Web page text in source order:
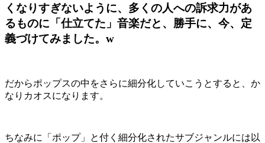
くなりすぎないように、多くの人への訴求力があ
るものに「仕立てた」音楽だと、勝手に、今、定
義づけてみました。 w
だからポップスの中をさらに細分化していこうとすると、か
なりカオスになります。
ちなみに「ポップ」と付く細分化されたサブジャンルには以